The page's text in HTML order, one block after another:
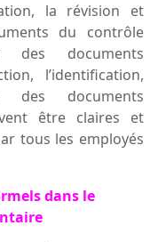
la révision et
du contrôle
des documents
l’identification,
des documents
être claires et
tous les employés
dans le